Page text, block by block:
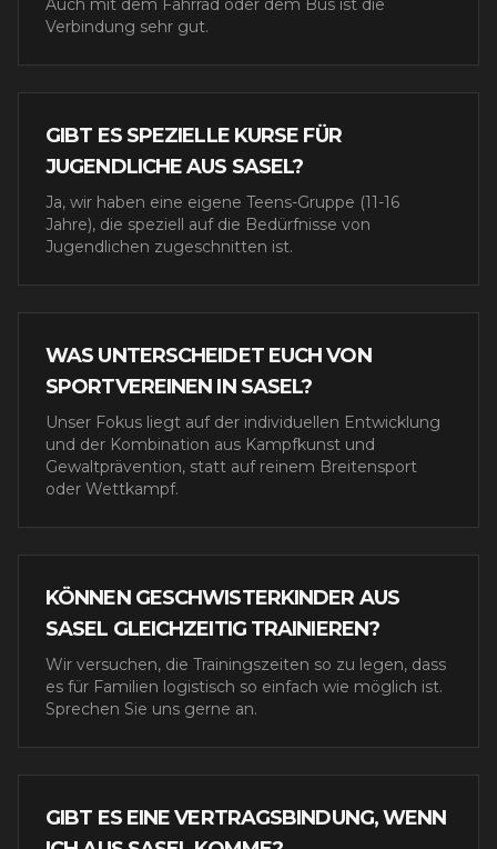
Auch mit dem Fahrrad oder dem Bus ist die
Verbindung sehr gut.
GIBT ES SPEZIELLE KURSE FÜR
JUGENDLICHE AUS SASEL?
Ja, wir haben eine eigene Teens-Gruppe (11-16
Jahre), die speziell auf die Bedürfnisse von
Jugendlichen zugeschnitten ist.
WAS UNTERSCHEIDET EUCH VON
SPORTVEREINEN IN SASEL?
Unser Fokus liegt auf der individuellen Entwicklung
und der Kombination aus Kampfkunst und
Gewaltprävention, statt auf reinem Breitensport
oder Wettkampf.
KÖNNEN GESCHWISTERKINDER AUS
SASEL GLEICHZEITIG TRAINIEREN?
Wir versuchen, die Trainingszeiten so zu legen, dass
es für Familien logistisch so einfach wie möglich ist.
Sprechen Sie uns gerne an.
GIBT ES EINE VERTRAGSBINDUNG, WENN